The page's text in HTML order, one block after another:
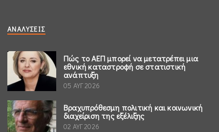
ΑΝΑΛΎΣΕΙΣ
Πώς το ΑΕΠ μπορεί να μετατρέπει μια
εθνική καταστροφή σε στατιστική
ανάπτυξη
05 ΑΥΓ 2026
Βραχυπρόθεσμη πολιτική και κοινωνική
διαχείριση της εξέλιξης
02 ΑΥΓ 2026